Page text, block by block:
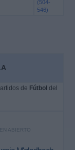
(504-
546)
de Fútbol del
ABIERTO